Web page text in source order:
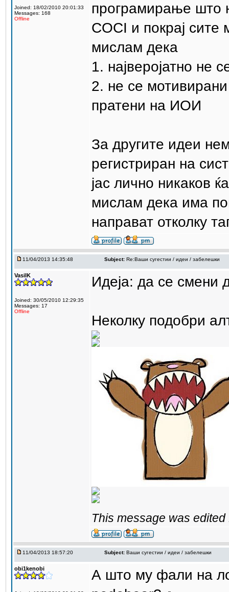
Joined: 18/02/2010 20:01:33
Messages: 168
Offline
програмирање што
COCI и покрај
мислам дека
1. најверојатно не
2. не се
пратени на ИОИ
За другите идеи
регистриран на
јас лично никаков
мислам дека има
направат отколку
11/04/2013 14:35:48 Subject: Re:Ваши сугестии / идеи / забелешки
VasilK
Joined: 30/05/2010 12:29:35
Messages: 17
Offline
Идеја: да се смени
Неколку подобри
This message was
11/04/2013 18:57:20 Subject: Ваши сугестии / идеи / забелешки
obi1kenobi
А што му фали на